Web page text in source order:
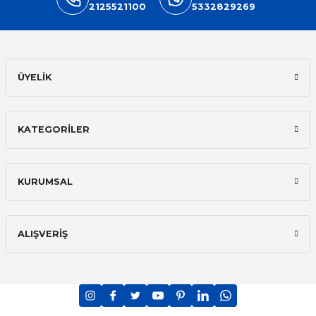
PCI-DSS Ödeme Güvenliği
2125521100 5332829269
ÜYELİK
KATEGORİLER
KURUMSAL
ALIŞVERİŞ